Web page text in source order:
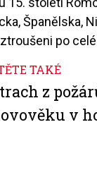
Španělska,
po
TAKÉ
z
v